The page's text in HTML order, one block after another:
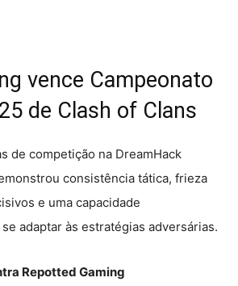
vence Campeonato
de Clash of Clans
de competição na DreamHack
consistência tática, frieza
e uma capacidade
adaptar às estratégias adversárias.
Repotted Gaming